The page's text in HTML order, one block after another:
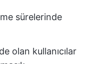
sürelerinde
olan kullanıcılar